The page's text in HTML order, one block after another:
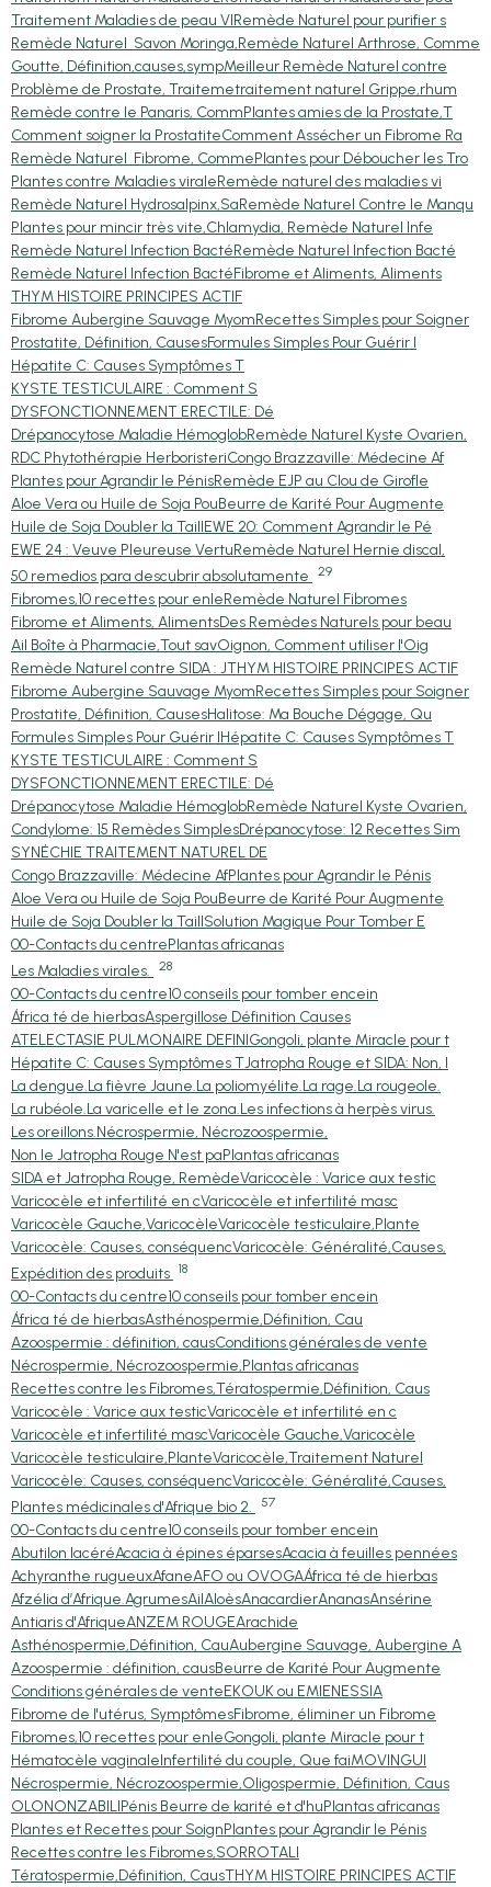
Traitement Maladies de peau VIRemède Naturel pour purifier s
Remède Naturel Savon Moringa,Remède Naturel Arthrose, Comme
Goutte, Définition,causes,sympMeilleur Remède Naturel contre
Problème de Prostate, Traitemetraitement naturel Grippe,rhum
Remède contre le Panaris, CommPlantes amies de la Prostate,T
Comment soigner la ProstatiteComment Assécher un Fibrome Ra
Remède Naturel Fibrome, CommePlantes pour Déboucher les Tro
Plantes contre Maladies viraleRemède naturel des maladies vi
Remède Naturel Hydrosalpinx,SaRemède Naturel Contre le Manqu
Plantes pour mincir très vite,Chlamydia, Remède Naturel Infe
Remède Naturel Infection BactéRemède Naturel Infection Bacté
Remède Naturel Infection BactéFibrome et Aliments, Aliments
THYM HISTOIRE PRINCIPES ACTIF
Fibrome Aubergine Sauvage MyomRecettes Simples pour Soigner
Prostatite, Définition, CausesFormules Simples Pour Guérir l
Hépatite C: Causes Symptômes T
KYSTE TESTICULAIRE : Comment S
DYSFONCTIONNEMENT ERECTILE: Dé
Drépanocytose Maladie HémoglobRemède Naturel Kyste Ovarien,
RDC Phytothérapie HerboristeriCongo Brazzaville: Médecine Af
Plantes pour Agrandir le PénisRemède EJP au Clou de Girofle
Aloe Vera ou Huile de Soja PouBeurre de Karité Pour Augmente
Huile de Soja Doubler la TaillEWE 20: Comment Agrandir le Pé
EWE 24 : Veuve Pleureuse VertuRemède Naturel Hernie discal,
50 remedios para descubrir absolutamente
29
Fibromes,10 recettes pour enleRemède Naturel Fibromes
Fibrome et Aliments, AlimentsDes Remèdes Naturels pour beau
Ail Boîte à Pharmacie,Tout savOignon, Comment utiliser l'Oig
Remède Naturel contre SIDA : JTHYM HISTOIRE PRINCIPES ACTIF
Fibrome Aubergine Sauvage MyomRecettes Simples pour Soigner
Prostatite, Définition, CausesHalitose: Ma Bouche Dégage, Qu
Formules Simples Pour Guérir lHépatite C: Causes Symptômes T
KYSTE TESTICULAIRE : Comment S
DYSFONCTIONNEMENT ERECTILE: Dé
Drépanocytose Maladie HémoglobRemède Naturel Kyste Ovarien,
Condylome: 15 Remèdes SimplesDrépanocytose: 12 Recettes Sim
SYNÉCHIE TRAITEMENT NATUREL DE
Congo Brazzaville: Médecine AfPlantes pour Agrandir le Pénis
Aloe Vera ou Huile de Soja PouBeurre de Karité Pour Augmente
Huile de Soja Doubler la TaillSolution Magique Pour Tomber E
00-Contacts du centrePlantas africanas
Les Maladies virales.
28
00-Contacts du centre10 conseils pour tomber encein
África té de hierbasAspergillose Définition Causes
ATELECTASIE PULMONAIRE DEFINIGongoli, plante Miracle pour t
Hépatite C: Causes Symptômes TJatropha Rouge et SIDA: Non, l
La dengue.La fièvre Jaune.La poliomyélite.La rage.La rougeole.
La rubéole.La varicelle et le zona.Les infections à herpès virus.
Les oreillons.Nécrospermie, Nécrozoospermie,
Non le Jatropha Rouge N'est paPlantas africanas
SIDA et Jatropha Rouge, RemèdeVaricocèle : Varice aux testic
Varicocèle et infertilité en cVaricocèle et infertilité masc
Varicocèle Gauche,VaricocèleVaricocèle testiculaire,Plante
Varicocèle: Causes, conséquencVaricocèle: Généralité,Causes,
Expédition des produits 18
00-Contacts du centre10 conseils pour tomber encein
África té de hierbasAsthénospermie,Définition, Cau
Azoospermie : définition, causConditions générales de vente
Nécrospermie, Nécrozoospermie,Plantas africanas
Recettes contre les Fibromes,Tératospermie,Définition, Caus
Varicocèle : Varice aux testicVaricocèle et infertilité en c
Varicocèle et infertilité mascVaricocèle Gauche,Varicocèle
Varicocèle testiculaire,PlanteVaricocèle,Traitement Naturel
Varicocèle: Causes, conséquencVaricocèle: Généralité,Causes,
Plantes médicinales d'Afrique bio 2.
57
00-Contacts du centre10 conseils pour tomber encein
Abutilon lacéréAcacia à épines éparsesAcacia à feuilles pennées
Achyranthe rugueuxAfaneAFO ou OVOGAÁfrica té de hierbas
Afzélia d’Afrique.AgrumesAilAloèsAnacardierAnanasAnsérine
Antiaris d'AfriqueANZEM ROUGEArachide
Asthénospermie,Définition, CauAubergine Sauvage, Aubergine A
Azoospermie : définition, causBeurre de Karité Pour Augmente
Conditions générales de venteEKOUK ou EMIENESSIA
Fibrome de l'utérus, SymptômesFibrome, éliminer un Fibrome
Fibromes,10 recettes pour enleGongoli, plante Miracle pour t
Hématocèle vaginaleInfertilité du couple, Que faiMOVINGUI
Nécrospermie, Nécrozoospermie,Oligospermie, Définition, Caus
OLONONZABILIPénis Beurre de karité et d'huPlantas africanas
Plantes et Recettes pour SoignPlantes pour Agrandir le Pénis
Recettes contre les Fibromes,SORROTALI
Tératospermie,Définition, CausTHYM HISTOIRE PRINCIPES ACTIF